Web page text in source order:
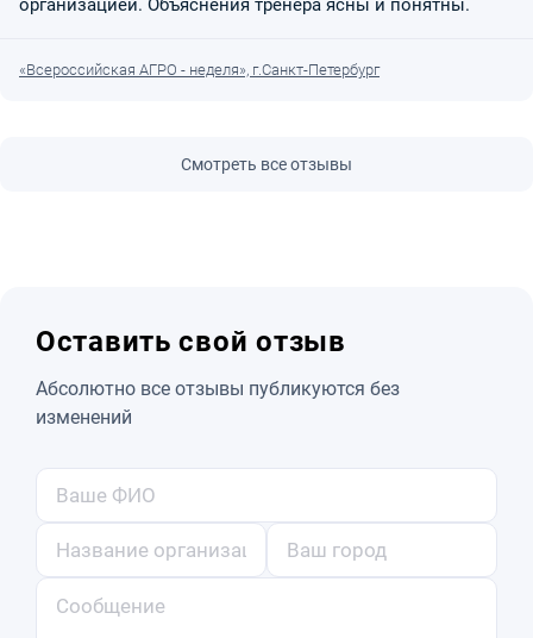
организацией. Объяснения тренера ясны и понятны.
«Всероссийская АГРО - неделя», г.Санкт-Петербург
Смотреть все отзывы
Оставить свой отзыв
Абсолютно все отзывы публикуются без
изменений